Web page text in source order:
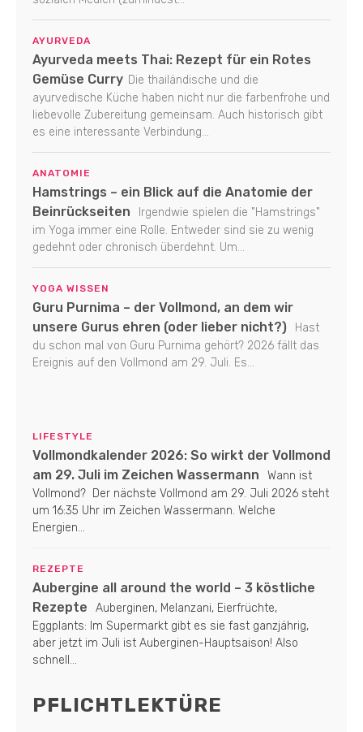
AYURVEDA
Ayurveda meets Thai: Rezept für ein Rotes
Gemüse Curry Die thailändische und die
ayurvedische Küche haben nicht nur die farbenfrohe und
liebevolle Zubereitung gemeinsam. Auch historisch gibt
es eine interessante Verbindung...
ANATOMIE
Hamstrings – ein Blick auf die Anatomie der
Beinrückseiten
Irgendwie spielen die "Hamstrings"
im Yoga immer eine Rolle. Entweder sind sie zu wenig
gedehnt oder chronisch überdehnt. Um...
YOGA WISSEN
Guru Purnima – der Vollmond, an dem wir
unsere Gurus ehren (oder lieber nicht?)
Hast
du schon mal von Guru Purnima gehört? 2026 fällt das
Ereignis auf den Vollmond am 29. Juli. Es...
LIFESTYLE
Vollmondkalender 2026: So wirkt der Vollmond
am 29. Juli im Zeichen Wassermann
Wann ist
Vollmond? Der nächste Vollmond am 29. Juli 2026 steht
um 16:35 Uhr im Zeichen Wassermann. Welche
Energien...
REZEPTE
Aubergine all around the world – 3 köstliche
Rezepte
Auberginen, Melanzani, Eierfrüchte,
Eggplants: Im Supermarkt gibt es sie fast ganzjährig,
aber jetzt im Juli ist Auberginen-Hauptsaison! Also
schnell...
PFLICHTLEKTÜRE